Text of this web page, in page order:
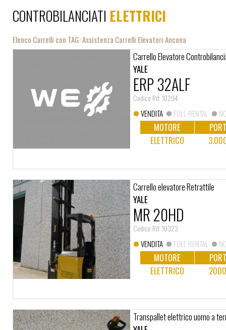
CONTROBILANCIATI ELETTRICI
Elenco Carrelli con TAG: Assistenza Carrelli Elevatori Ancona
Carrello Elevatore
YALE
ERP 32ALF
Codice Rif: 10294
VENDITA FULL RENTAL
MOTORE
ELETTRICO
Carrello elevatore Retrattile
YALE
MR 20HD
Codice Rif: 10323
VENDITA FULL RENTAL
MOTORE
ELETTRICO
Transpallet elettrico uomo a